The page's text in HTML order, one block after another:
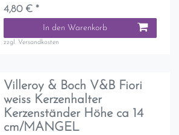
4,80 € *
In den Warenkorb
zzgl. Versandkosten
Villeroy & Boch V&B Fiori
weiss Kerzenhalter
Kerzenständer Höhe ca 14
cm/MANGEL